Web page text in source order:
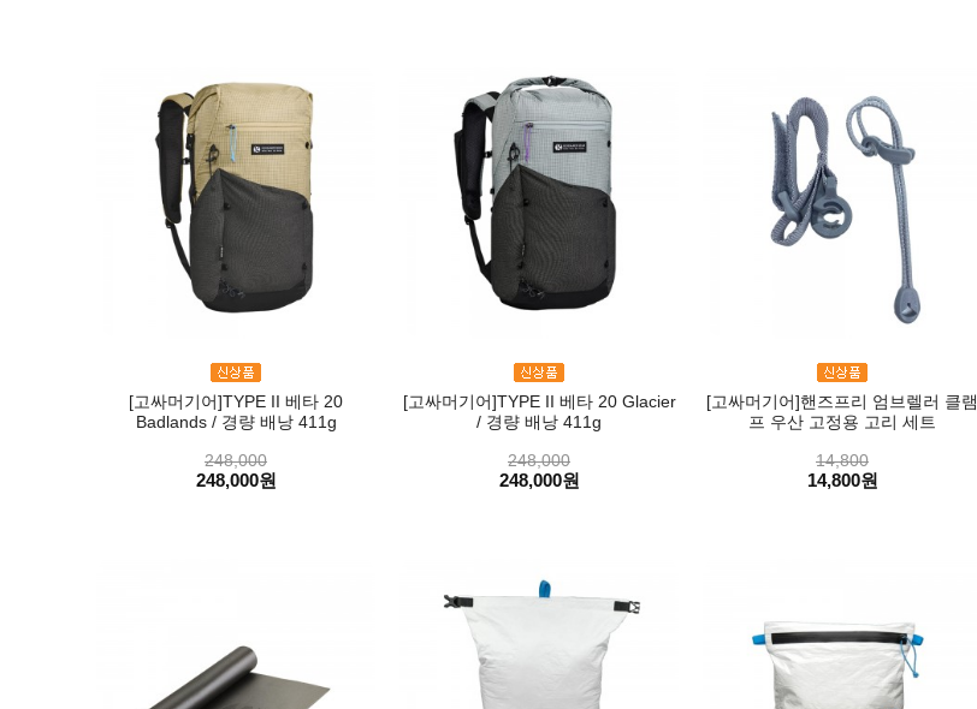
[고싸머기어]TYPE II 베타 20
Badlands / 경량 배낭 411g
248,000
248,000원
[고싸머기어]TYPE II 베타 20 Glacier
/ 경량 배낭 411g
248,000
248,000원
[고싸머기어]핸즈프리 엄브렐러 클램
프 우산 고정용 고리 세트
14,800
14,800원